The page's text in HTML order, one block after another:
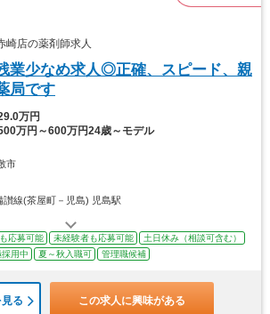
店の薬剤師求人
業少なめ求人◎正確、スピード、親
局です
万円
500万円～600万円24歳～モデル
市
讃線(茶屋町－児島) 児島駅
応募可能 未経験者も応募可能
土日休み（相談可含む）
用中 夏～秋入職可 管理職候補
る この求人に興味がある